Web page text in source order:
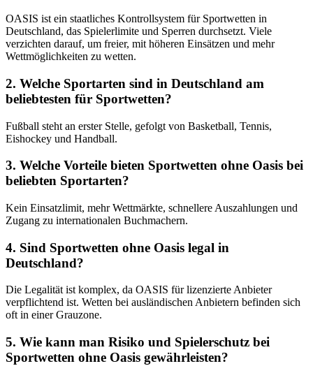
OASIS ist ein staatliches Kontrollsystem für Sportwetten in
Deutschland, das Spielerlimite und Sperren durchsetzt. Viele
verzichten darauf, um freier, mit höheren Einsätzen und mehr
Wettmöglichkeiten zu wetten.
2. Welche Sportarten sind in Deutschland am
beliebtesten für Sportwetten?
Fußball steht an erster Stelle, gefolgt von Basketball, Tennis,
Eishockey und Handball.
3. Welche Vorteile bieten Sportwetten ohne Oasis bei
beliebten Sportarten?
Kein Einsatzlimit, mehr Wettmärkte, schnellere Auszahlungen und
Zugang zu internationalen Buchmachern.
4. Sind Sportwetten ohne Oasis legal in
Deutschland?
Die Legalität ist komplex, da OASIS für lizenzierte Anbieter
verpflichtend ist. Wetten bei ausländischen Anbietern befinden sich
oft in einer Grauzone.
5. Wie kann man Risiko und Spielerschutz bei
Sportwetten ohne Oasis gewährleisten?